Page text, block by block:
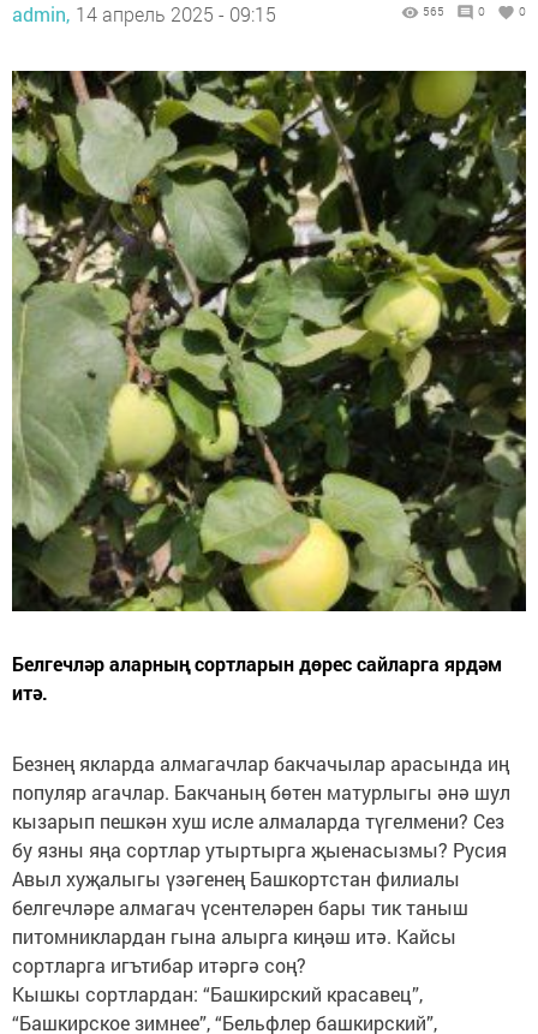
admin, 14 апрель 2025 - 09:15 565 0 0
Белгечләр аларның сортларын дөрес сайларга ярдәм
итә.
Безнең якларда алмагачлар бакчачылар арасында иң
популяр агачлар. Бакчаның бөтен матурлыгы әнә шул
кызарып пешкән хуш исле алмаларда түгелмени? Сез
бу язны яңа сортлар утыртырга җыенасызмы? Русия
Авыл хуҗалыгы үзәгенең Башкортстан филиалы
белгечләре алмагач үсентеләрен бары тик таныш
питомниклардан гына алырга киңәш итә. Кайсы
сортларга игътибар итәргә соң?
Кышкы сортлардан: “Башкирский красавец”,
“Башкирское зимнее”, “Бельфлер башкирский”,